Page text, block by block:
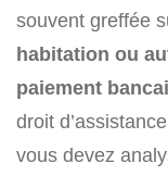
souvent greffée
habitation ou
paiement
droit
vous devez